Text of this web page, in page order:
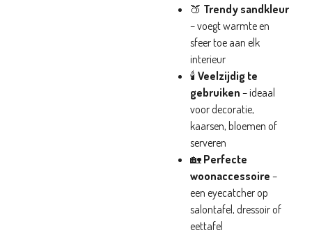
🍑 Trendy sandkleur
– voegt warmte en
sfeer toe aan elk
interieur
🕯️ Veelzijdig te
gebruiken – ideaal
voor decoratie,
kaarsen, bloemen of
serveren
🏡 Perfecte
woonaccessoire –
een eyecatcher op
salontafel, dressoir of
eettafel